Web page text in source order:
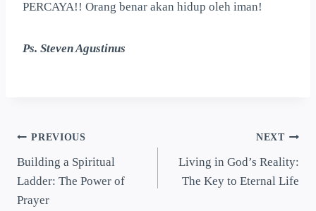
PERCAYA!! Orang benar akan hidup oleh iman!
Ps. Steven Agustinus
PREVIOUS
Building a Spiritual
Ladder: The Power of
Prayer
NEXT
Living in God’s Reality:
The Key to Eternal Life